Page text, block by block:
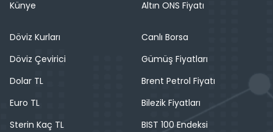
Künye
Altın ONS Fiyatı
Döviz Kurları
Döviz Çevirici
Dolar TL
Euro TL
Sterin Kaç TL
Canlı Borsa
Gümüş Fiyatları
Brent Petrol Fiyatı
Bilezik Fiyatları
BIST 100 Endeksi